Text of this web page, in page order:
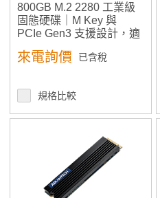
800GB M.2 2280 工業級
固態硬碟｜M Key 與
PCIe Gen3 支援設計，適
來電詢價 已含稅
規格比較